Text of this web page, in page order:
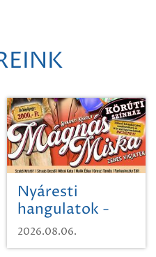
Nyáresti
hangulatok -
Mágnás Miska
2026.08.06.